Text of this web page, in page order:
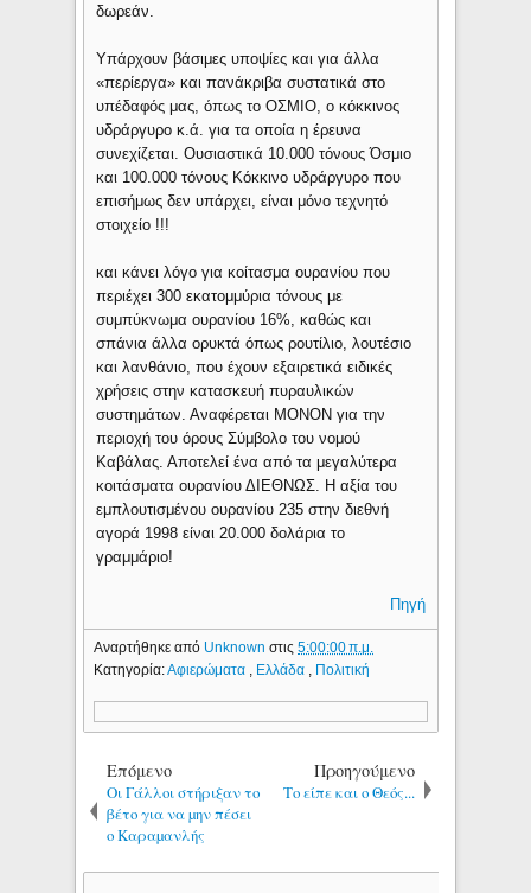
δωρεάν.
Υπάρχουν βάσιμες υποψίες και για άλλα
«περίεργα» και πανάκριβα συστατικά στο
υπέδαφός μας, όπως το ΟΣΜΙΟ, ο κόκκινος
υδράργυρο κ.ά. για τα οποία η έρευνα
συνεχίζεται. Ουσιαστικά 10.000 τόνους Όσμιο
και 100.000 τόνους Κόκκινο υδράργυρο που
επισήμως δεν υπάρχει, είναι μόνο τεχνητό
στοιχείο !!!
και κάνει λόγο για κοίτασμα ουρανίου που
περιέχει 300 εκατομμύρια τόνους με
συμπύκνωμα ουρανίου 16%, καθώς και
σπάνια άλλα ορυκτά όπως ρουτίλιο, λουτέσιο
και λανθάνιο, που έχουν εξαιρετικά ειδικές
χρήσεις στην κατασκευή πυραυλικών
συστημάτων. Αναφέρεται ΜΟΝΟΝ για την
περιοχή του όρους Σύμβολο του νομού
Καβάλας. Αποτελεί ένα από τα μεγαλύτερα
κοιτάσματα ουρανίου ΔΙΕΘΝΩΣ. Η αξία του
εμπλουτισμένου ουρανίου 235 στην διεθνή
αγορά 1998 είναι 20.000 δολάρια το
γραμμάριο!
Πηγή
Αναρτήθηκε από Unknownστις5:00:00 π.μ.
Κατηγορία:Αφιερώματα Ελλάδα Πολιτική
Επόμενο
Οι Γάλλοι στήριξαν το
βέτο για να µην πέσει
ο Καραµανλής
Προηγούμενο
Το είπε και ο Θεός...